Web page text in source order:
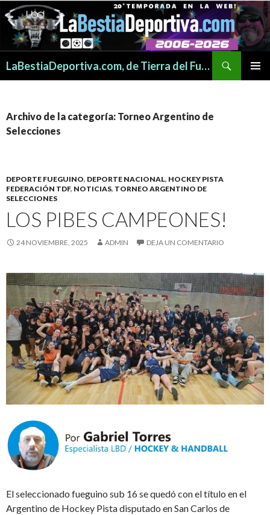
LaBestiaDeportiva.com, de Tierra del Fuego para todo el mundo
Archivo de la categoría: Torneo Argentino de
Selecciones
DEPORTE FUEGUINO, DEPORTE NACIONAL, HOCKEY PISTA
FEDERACIÓN TDF, NOTICIAS, TORNEO ARGENTINO DE
SELECCIONES
LOS PIBES CAMPEONES!
24 NOVIEMBRE, 2025 ADMIN DEJA UN COMENTARIO
El seleccionado fueguino sub 16 se quedó con el título en el
Argentino de Hockey Pista disputado en San Carlos de